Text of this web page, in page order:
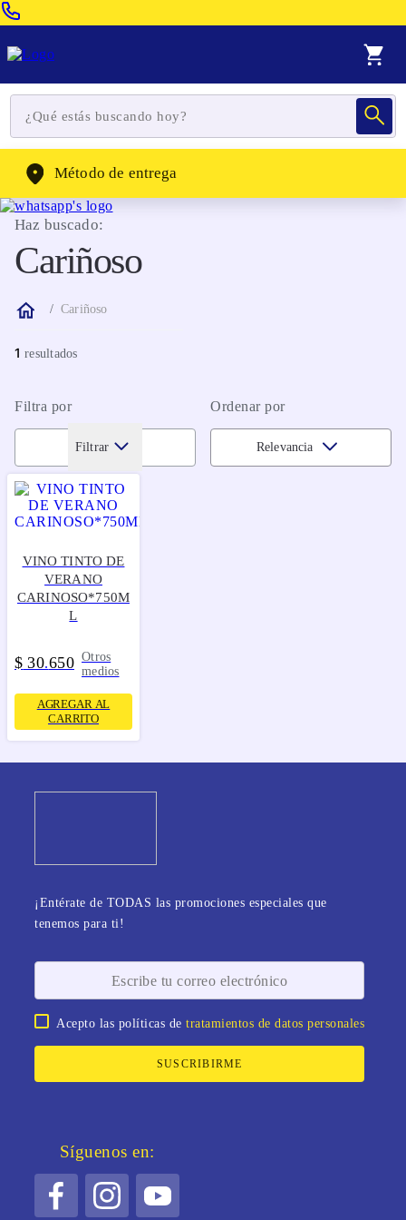
WhatsApp: (302) 262-4104
Método de entrega
Haz buscado:
Cariñoso
Cariñoso
1
Filtra por Ordenar por
Filtrar Relevancia
VINO TINTO DE
VERANO
CARINOSO*750M
L
$ 30.650 Otros
medios
AGREGAR AL
CARRITO
¡Entérate de TODAS las promociones especiales que
tenemos para ti!
Acepto las políticas detratamientos de datos personales
SUSCRIBIRME
Síguenos en: